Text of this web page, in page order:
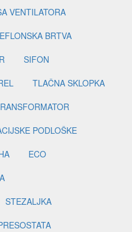
VENTILATORA
BRTVA
SIFON
TLAČNA SKLOPKA
PODLOŠKE
ECO
STEZALJKA